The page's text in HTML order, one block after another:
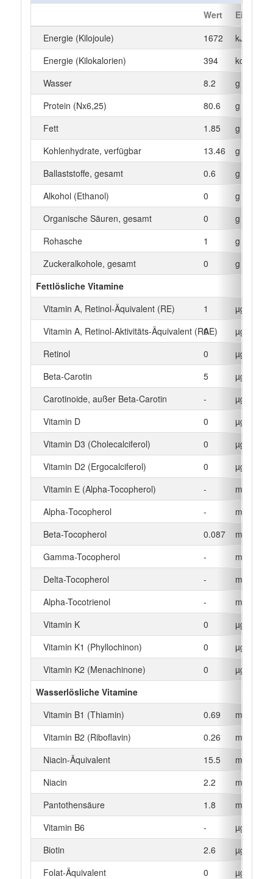
Wert
Einheit
Energie (Kilojoule)
1672
kJ
Energie (Kilokalorien)
394
kcal
Wasser
8.2
g
Protein (Nx6,25)
80.6
g
Fett
1.85
g
Kohlenhydrate, verfügbar
13.46
g
Ballaststoffe, gesamt
0.6
g
Alkohol (Ethanol)
0
g
Organische Säuren, gesamt
0
g
Rohasche
1
g
Zuckeralkohole, gesamt
0
g
Fettlösliche Vitamine
Vitamin A, Retinol-Äquivalent (RE)
1
µg
Vitamin A, Retinol-Aktivitäts-Äquivalent (RAE)
0
µg
Retinol
0
µg
Beta‑Carotin
5
µg
Carotinoide, außer Beta-Carotin
-
µg
Vitamin D
0
µg
Vitamin D3 (Cholecalciferol)
0
µg
Vitamin D2 (Ergocalciferol)
0
µg
Vitamin E (Alpha-Tocopherol)
-
mg
Alpha‑Tocopherol
-
mg
Beta-Tocopherol
0.087
mg
Gamma-Tocopherol
-
mg
Delta-Tocopherol
-
mg
Alpha-Tocotrienol
-
mg
Vitamin K
0
µg
Vitamin K1 (Phyllochinon)
0
µg
Vitamin K2 (Menachinone)
0
µg
Wasserlösliche Vitamine
Vitamin B1 (Thiamin)
0.69
mg
Vitamin B2 (Riboflavin)
0.26
mg
Niacin-Äquivalent
15.5
mg
Niacin
2.2
mg
Pantothensäure
1.8
mg
Vitamin B6
-
µg
Biotin
2.6
µg
Folat-Äquivalent
0
µg